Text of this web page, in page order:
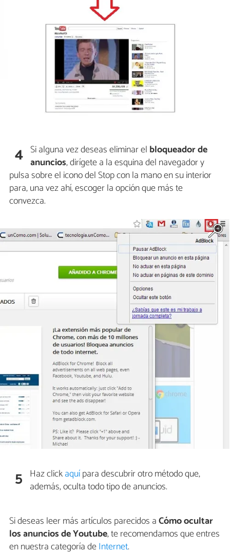
4 Si alguna vez deseas eliminar el bloqueador de
anuncios, dirígete a la esquina del navegador y
pulsa sobre el icono del Stop con la mano en su interior
para, una vez ahí, escoger la opción que más te
convezca.
5 Haz clickaquípara descubrir otro método que,
además, oculta todo tipo de anuncios.
Si deseas leer más artículos parecidos aCómo ocultar
los anuncios de Youtube, te recomendamos que entres
en nuestra categoría deInternet.